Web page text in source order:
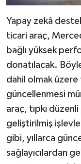
Yapay zekâ
ticari araç,
bağlı yüksek
donatılacak.
dahil olmak üzere
güncellenmesi
araç, tıpkı
geliştirilmiş
gibi, yıllarca
sağlayıcılardan